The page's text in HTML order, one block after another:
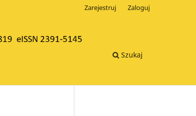
Szukaj
Zarejestruj Zaloguj